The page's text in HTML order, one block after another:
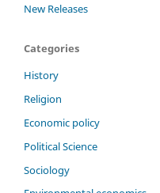
New Releases
Categories
History
Religion
Economic policy
Political Science
Sociology